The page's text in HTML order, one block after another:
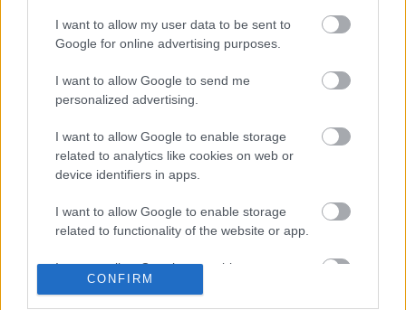
I want to allow my user data to be sent to
Google for online advertising purposes.
I want to allow Google to send me
personalized advertising.
I want to allow Google to enable storage
related to analytics like cookies on web or
device identifiers in apps.
I want to allow Google to enable storage
related to functionality of the website or app.
I want to allow Google to enable storage
related to personalization.
CONFIRM
Hiszen, ha így maradnánk, mit fotóznánk itt
Címkék:lány csaj ősz tanácsok boldog
Ajánlott bejegyzések: